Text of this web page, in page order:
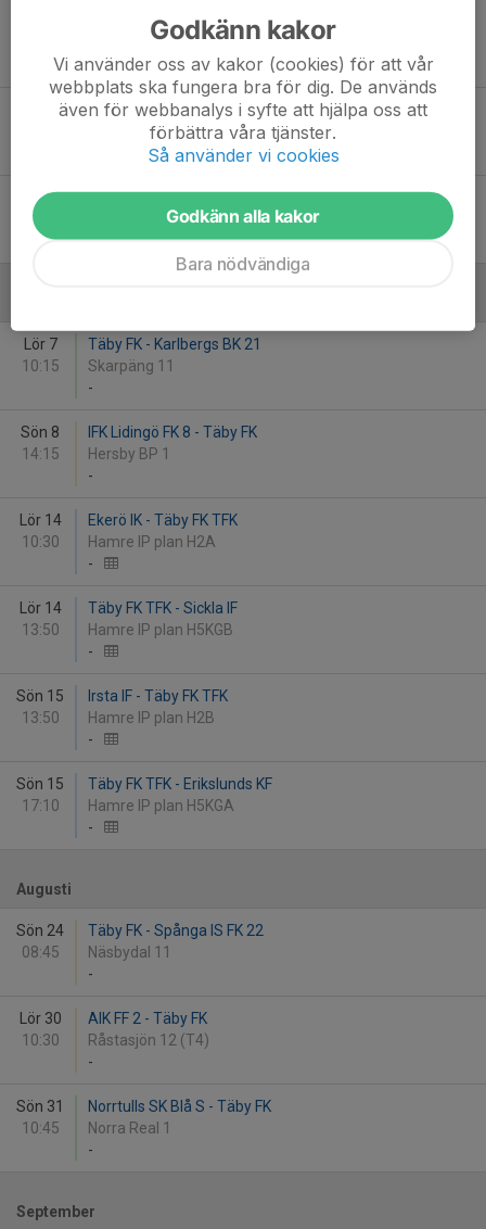
Österåker United FK - Täby FK
Söra Bollplan
-
Sön 25
Vallentuna BK 1 - Täby FK
Vallentuna IP 31
Lör 31
10:15
Täby FK - Spånga IS FK 1
Skarpäng 11
-
Lör 7
10:15
Täby FK - Karlbergs BK 21
Skarpäng 11
-
Sön 8
14:15
IFK Lidingö FK 8 - Täby FK
Hersby BP 1
-
Lör 14
10:30
Ekerö IK - Täby FK TFK
Hamre IP plan H2A
-
Lör 14
13:50
Täby FK TFK - Sickla IF
Hamre IP plan H5KGB
-
Sön 15
13:50
Irsta IF - Täby FK TFK
Hamre IP plan H2B
-
Sön 15
17:10
Täby FK TFK - Erikslunds KF
Hamre IP plan H5KGA
-
Augusti
Sön 24
08:45
Täby FK - Spånga IS FK 22
Näsbydal 11
-
Lör 30
10:30
AIK FF 2 - Täby FK
Råstasjön 12 (T4)
-
Sön 31
10:45
Norrtulls SK Blå S - Täby FK
Norra Real 1
-
September
Godkänn kakor
Vi använder oss av kakor (cookies) för att vår
webbplats ska fungera bra för dig. De används
även för webbanalys i syfte att hjälpa oss att
förbättra våra tjänster.
Så använder vi cookies
Godkänn alla kakor
Bara nödvändiga